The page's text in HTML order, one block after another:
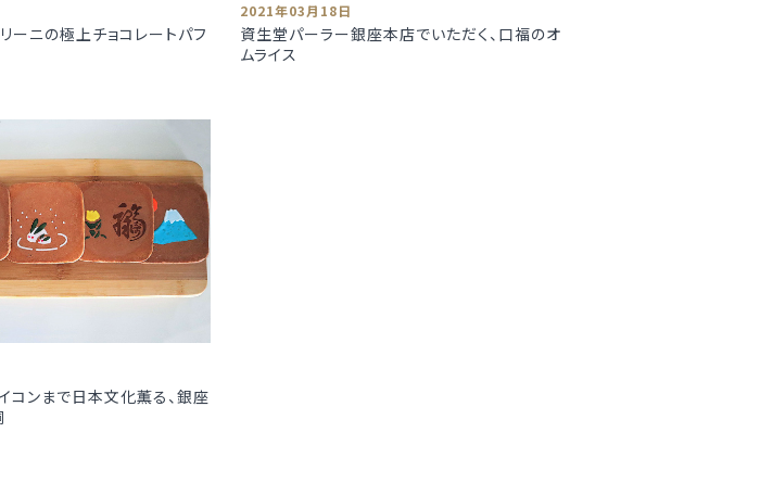
ニの極上チョコレートパフ
2021年03月18日
資生堂パーラー銀座本店でいただく、口福のオ
ムライス
コンまで日本文化薫る、銀座